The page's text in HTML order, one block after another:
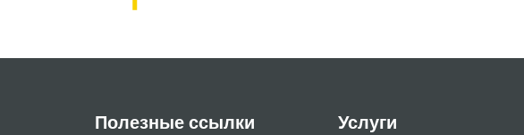
Полезные ссылки Услуги